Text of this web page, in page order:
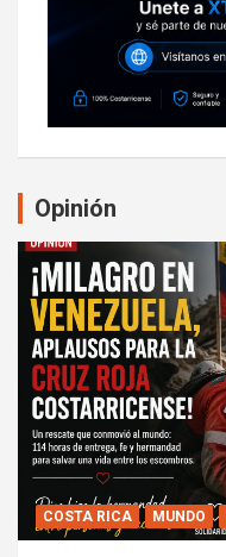
Opinión
COSTA RICA MUNDO